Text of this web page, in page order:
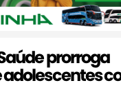
prorroga